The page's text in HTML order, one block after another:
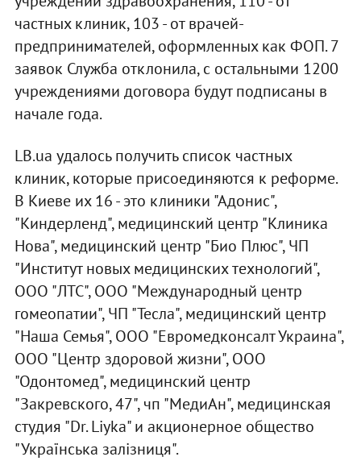
частных клиник, 103 - от врачей-
предпринимателей, оформленных как ФОП. 7
заявок Служба отклонила, с остальными 1200
учреждениями договора будут подписаны в
начале года.
LB.ua удалось получить список частных
клиник, которые присоединяются к реформе.
В Киеве их 16 - это клиники "Адонис",
"Киндерленд", медицинский центр "Клиника
Нова", медицинский центр "Био Плюс", ЧП
"Институт новых медицинских технологий",
ООО "ЛТС", ООО "Международный центр
гомеопатии", ЧП "Тесла", медицинский центр
"Наша Семья", ООО "Евромедконсалт Украина",
ООО "Центр здоровой жизни", ООО
"Одонтомед", медицинский центр
"Закревского, 47", чп "МедиАн", медицинская
студия "Dr. Liyka" и акционерное общество
"Українська залізниця".